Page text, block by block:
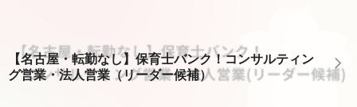
【名古屋・転勤なし】保育士バンク！コンサルティン
グ営業・法人営業（リーダー候補）